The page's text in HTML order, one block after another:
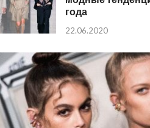
года
22.06.2020